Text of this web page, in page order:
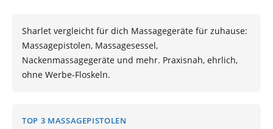
Sharlet vergleicht für dich Massagegeräte für zuhause:
Massagepistolen, Massagesessel,
Nackenmassagegeräte und mehr. Praxisnah, ehrlich,
ohne Werbe-Floskeln.
TOP 3 MASSAGEPISTOLEN